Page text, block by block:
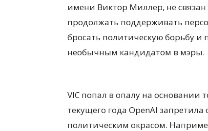
имени Виктор Миллер, не
продолжать поддерживать
бросать политическую борьбу и
необычным кандидатом в мэры.
VIC попал в опалу на основании
текущего года OpenAI
политическим окрасом.